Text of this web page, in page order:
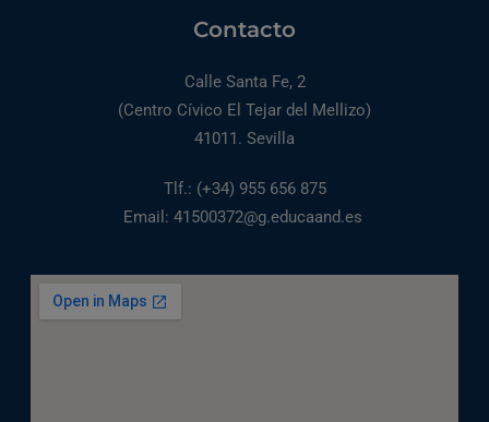
Contacto
Calle Santa Fe, 2
(Centro Cívico El Tejar del Mellizo)
41011. Sevilla
Tlf.: (+34) 955 656 875
Email: 41500372@g.educaand.es